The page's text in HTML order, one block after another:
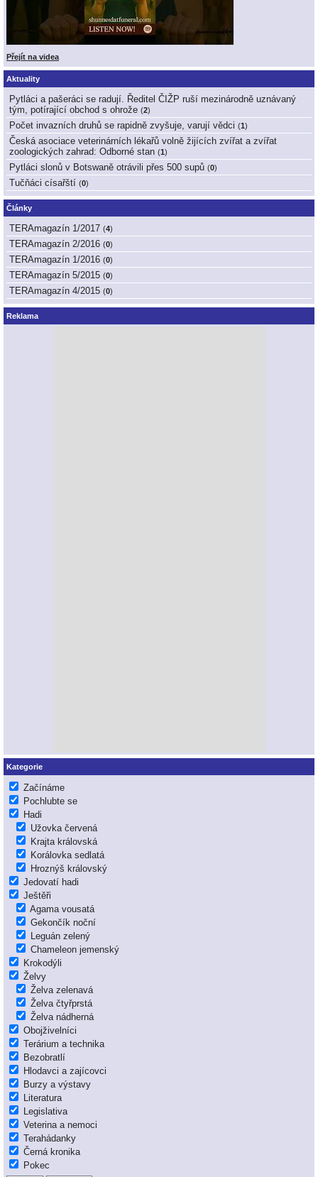
Přejít na videa
Aktuality
Pytláci a pašeráci se radují. Ředitel ČIŽP ruší mezinárodně uznávaný
tým, potírající obchod s ohrože (2)
Počet invazních druhů se rapidně zvyšuje, varují vědci (1 )
Česká asociace veterinárních lékařů volně žijících zvířat a zvířat
zoologických zahrad: Odborné stan (1 )
Pytláci slonů v Botswaně otrávili přes 500 supů (0)
Tučňáci císařští (0)
Články
TERAmagazín 1/2017 (4)
TERAmagazín 2/2016 (0)
TERAmagazín 1/2016 (0)
TERAmagazín 5/2015 (0)
TERAmagazín 4/2015 (0)
Reklama
Kategorie
Začínáme
Pochlubte se
Hadi
Užovka červená
Krajta královská
Korálovka sedlatá
Hroznýš královský
Jedovatí hadi
Ještěři
Agama vousatá
Gekončík noční
Leguán zelený
Chameleon jemenský
Krokodýli
Želvy
Želva zelenavá
Želva čtyřprstá
Želva nádherná
Obojživelníci
Terárium a technika
Bezobratlí
Hlodavci a zajícovci
Burzy a výstavy
Literatura
Legislativa
Veterina a nemoci
Terahádanky
Černá kronika
Pokec